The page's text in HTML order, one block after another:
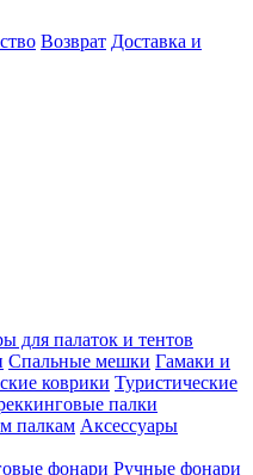
Возврат Доставка и
для палаток и тентов
Спальные мешки Гамаки и
коврики Туристические
палки
палкам Аксессуары
фонари Ручные фонари